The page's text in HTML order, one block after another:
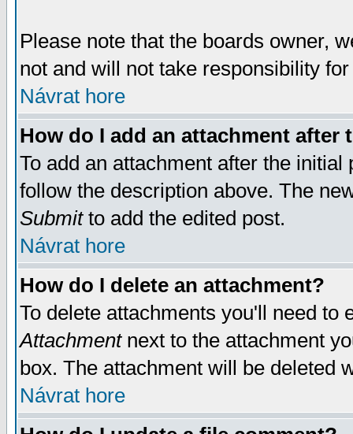
Please note that the boards owner,
not and will not take responsibility
Návrat hore
How do I add an attachment after
To add an attachment after the
follow the description above. The
Submitto add the edited post.
Návrat hore
How do I delete an attachment?
To delete attachments you'll need
Attachmentnext to the attachment
box. The attachment will be deleted
Návrat hore